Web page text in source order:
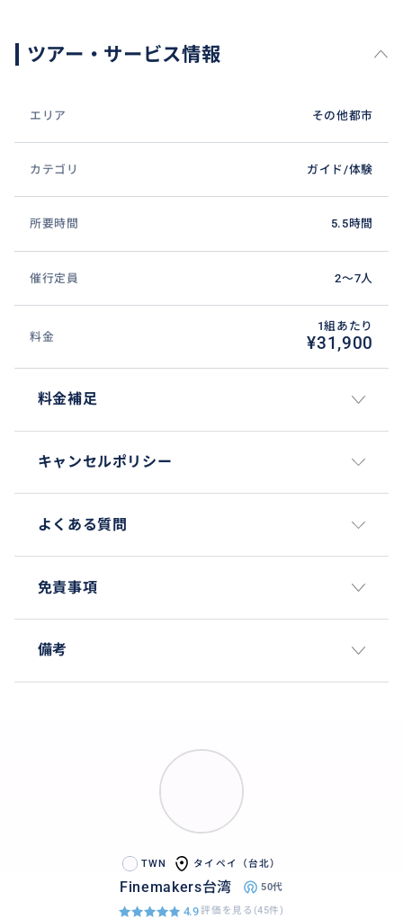
ツアー・サービス情報
エリア その他都市
カテゴリ ガイド/体験
所要時間 5.5時間
催行定員 2〜7人
料金
1組あたり
¥31,900
料金補足
キャンセルポリシー
よくある質問
免責事項
備考
TWN タイペイ（台北）
Finemakers台湾 50代
4.9評価を見る(45件)